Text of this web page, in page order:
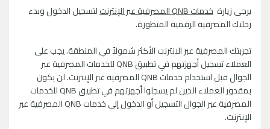
يرجى زيارة خدمات QNB المصرفية عبر الإنترنت
لتسجيل الدخول وبدء
رحلتك المصرفية الرقمية المتطورة.
تجربتك المصرفية عبر الانترنت الأكثر شمولاً في المنطقة. يجب على
العملاء تسجيل أجهزتهم في تطبيق QNB للخدمات المصرفية عبر
الجوال قبل استخدام خدمات QNB المصرفية عبر الإنترنت. لن يكون
بمقدور العملاء الذين لم يسجلوا أجهزتهم في تطبيق QNB للخدمات
المصرفية عبر الجوال التسجيل أو الدخول إلى خدمات QNB المصرفية عبر
الإنترنت.